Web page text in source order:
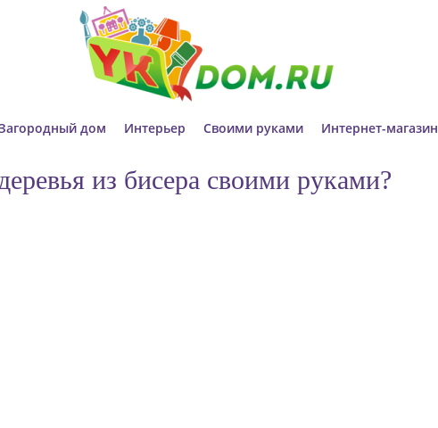
дом Интерьер Своими руками Интернет-магазин
из бисера своими руками?